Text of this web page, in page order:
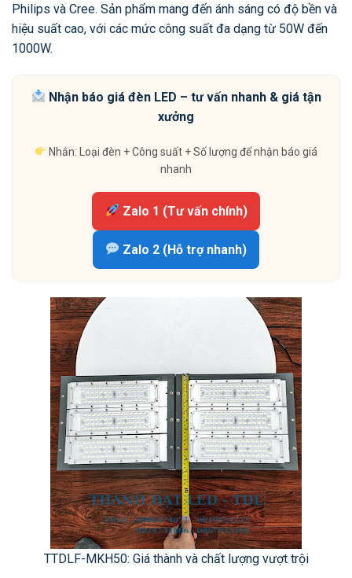
Philips và Cree. Sản phẩm mang đến ánh sáng có độ bền và
hiệu suất cao, với các mức công suất đa dạng từ 50W đến
1000W.
Nhận báo giá đèn LED – tư vấn nhanh & giá tận
xưởng
Nhắn: Loại đèn + Công suất + Số lượng để nhận báo giá
nhanh
Zalo 1 (Tư vấn chính)
Zalo 2 (Hỗ trợ nhanh)
TTDLF-MKH50: Giá thành và chất lượng vượt trội